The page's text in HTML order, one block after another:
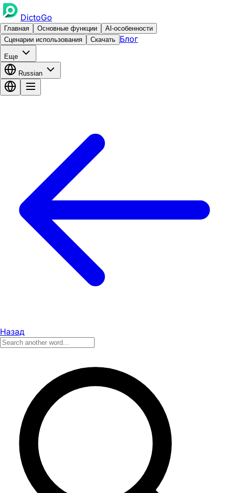
DictoGo
Главная Основные функции
AI-особенности
Сценарии использования
Скачать Блог
Еще
Russian
Назад